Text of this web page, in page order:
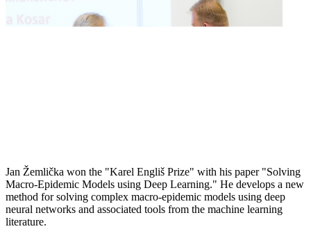
Jan Žemlička won the "Karel Engliš Prize" with his paper "Solving
Macro-Epidemic Models using Deep Learning." He develops a new
method for solving complex macro-epidemic models using deep
neural networks and associated tools from the machine learning
literature.